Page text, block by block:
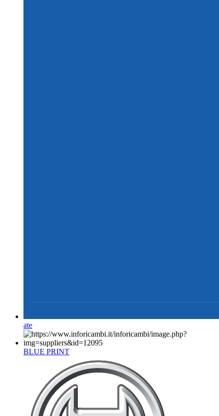
ate
BLUE PRINT